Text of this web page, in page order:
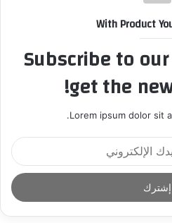
With Product
Subscribe to
get the
Lorem ipsum dolor sit